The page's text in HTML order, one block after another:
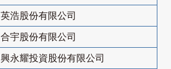
英浩股份有限公司
合宇股份有限公司
興永耀投資股份有限公司